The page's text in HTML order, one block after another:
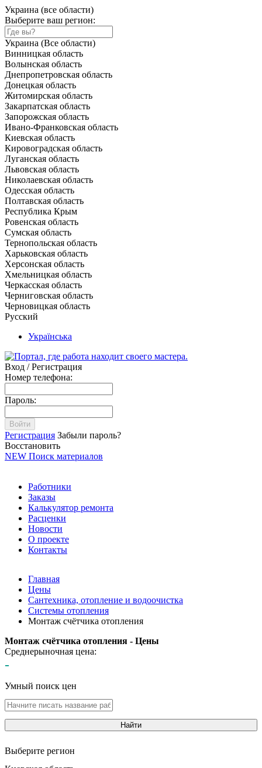
Украина (все области)
Выберите ваш регион:
Украина (Все области)
Винницкая область
Волынская область
Днепропетровская область
Донецкая область
Житомирская область
Закарпатская область
Запорожская область
Ивано-Франковская область
Киевская область
Кировоградская область
Луганская область
Львовская область
Николаевская область
Одесская область
Полтавская область
Республика Крым
Ровенская область
Сумская область
Тернопольская область
Харьковская область
Херсонская область
Хмельницкая область
Черкасская область
Черниговская область
Черновицкая область
Русский
Українська
Вход / Регистрация
Номер телефона:
Пароль:
Войти
Регистрация Забыли пароль?
Восстановить
NEW Поиск материалов
Работники
Заказы
Калькулятор ремонта
Расценки
Новости
О проекте
Контакты
Главная
Цены
Сантехника, отопление и водоочистка
Системы отопления
Монтаж счётчика отопления
Монтаж счётчика отопления - Цены
Среднерыночная цена:
-
Умный поиск цен
Найти
Выберите регион